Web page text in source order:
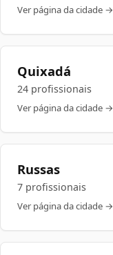
Ver página da cidade →
Quixadá
24 profissionais
Ver página da cidade →
Russas
7 profissionais
Ver página da cidade →